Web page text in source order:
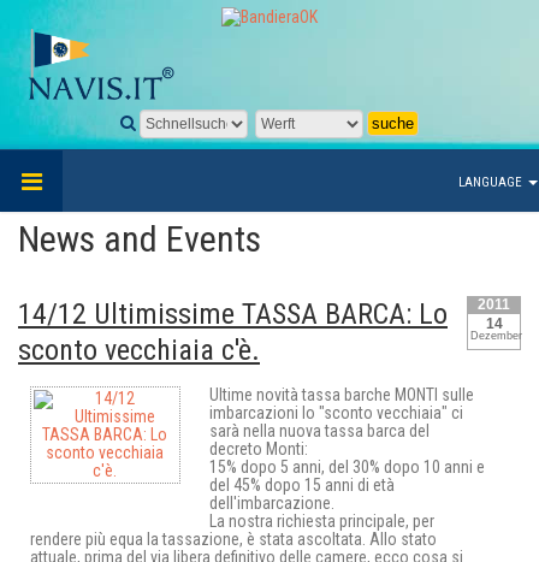
LANGUAGE
News and Events
2011
14
Dezember
14/12 Ultimissime TASSA BARCA: Lo
sconto vecchiaia c'è.
Ultime novità tassa barche MONTI sulle
imbarcazioni lo "sconto vecchiaia" ci
sarà nella nuova tassa barca del
decreto Monti:
15% dopo 5 anni, del 30% dopo 10 anni e
del 45% dopo 15 anni di età
dell'imbarcazione.
La nostra richiesta principale, per
rendere più equa la tassazione, è stata ascoltata. Allo stato
attuale, prima del via libera definitivo delle camere, ecco cosa si